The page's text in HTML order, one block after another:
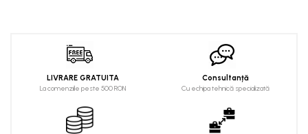
LIVRARE GRATUITA
La comenziile peste 500 RON
Consultanță
Cu echipa tehnică specializată